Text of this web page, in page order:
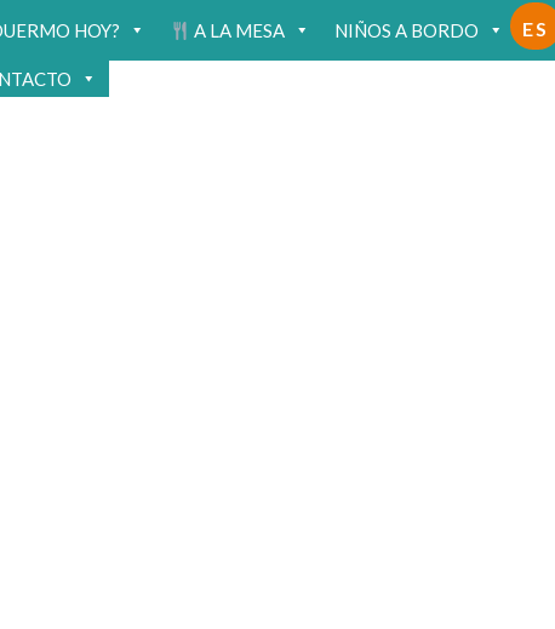
HOY? A LA MESA NIÑOS A BORDO ES